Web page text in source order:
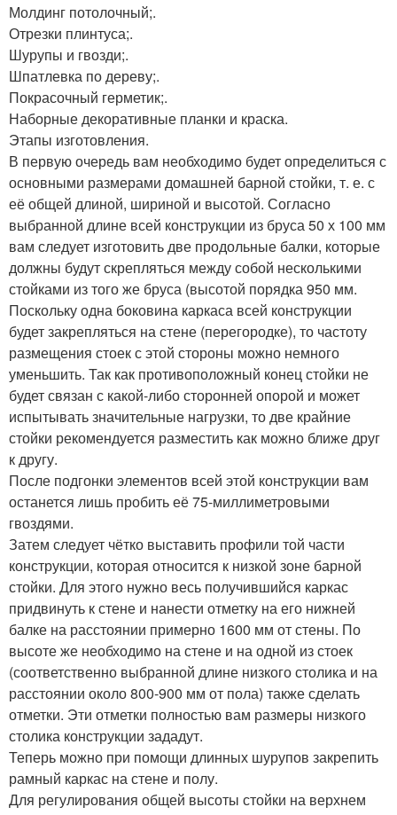
Молдинг потолочный;.
Отрезки плинтуса;.
Шурупы и гвозди;.
Шпатлевка по дереву;.
Покрасочный герметик;.
Наборные декоративные планки и краска.
Этапы изготовления.
В первую очередь вам необходимо будет определиться с
основными размерами домашней барной стойки, т. е. с
её общей длиной, шириной и высотой. Согласно
выбранной длине всей конструкции из бруса 50 х 100 мм
вам следует изготовить две продольные балки, которые
должны будут скрепляться между собой несколькими
стойками из того же бруса (высотой порядка 950 мм.
Поскольку одна боковина каркаса всей конструкции
будет закрепляться на стене (перегородке), то частоту
размещения стоек с этой стороны можно немного
уменьшить. Так как противоположный конец стойки не
будет связан с какой-либо сторонней опорой и может
испытывать значительные нагрузки, то две крайние
стойки рекомендуется разместить как можно ближе друг
к другу.
После подгонки элементов всей этой конструкции вам
останется лишь пробить её 75-миллиметровыми
гвоздями.
Затем следует чётко выставить профили той части
конструкции, которая относится к низкой зоне барной
стойки. Для этого нужно весь получившийся каркас
придвинуть к стене и нанести отметку на его нижней
балке на расстоянии примерно 1600 мм от стены. По
высоте же необходимо на стене и на одной из стоек
(соответственно выбранной длине низкого столика и на
расстоянии около 800-900 мм от пола) также сделать
отметки. Эти отметки полностью вам размеры низкого
столика конструкции зададут.
Теперь можно при помощи длинных шурупов закрепить
рамный каркас на стене и полу.
Для регулирования общей высоты стойки на верхнем